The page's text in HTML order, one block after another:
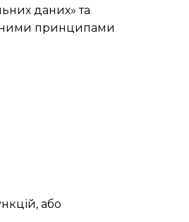
даних» та
принципами
або